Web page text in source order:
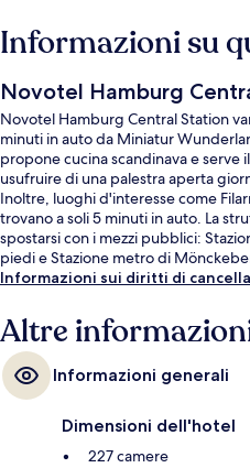
Informazioni su
Novotel Hamburg
Novotel Hamburg Central Station
minuti in auto da Miniatur
propone cucina scandinava e serve
usufruire di una palestra aperta
Inoltre, luoghi d'interesse come
trovano a soli 5 minuti in auto. La
spostarsi con i mezzi pubblici:
piedi e Stazione metro di
Informazioni sui diritti di
Altre
Informazioni generali
Dimensioni dell'hotel
227 camere